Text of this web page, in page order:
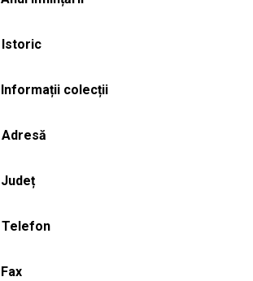
Istoric
Informații colecții
Adresă
Județ
Telefon
Fax